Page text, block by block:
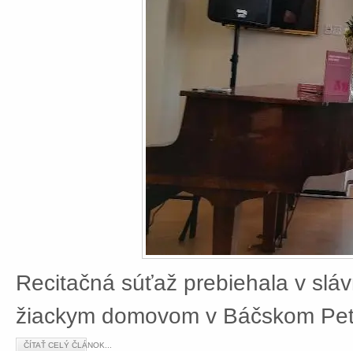
Recitačná súťaž prebiehala v
žiackym domovom v Báčskom
ČÍTAŤ CELÝ ČLÁNOK...